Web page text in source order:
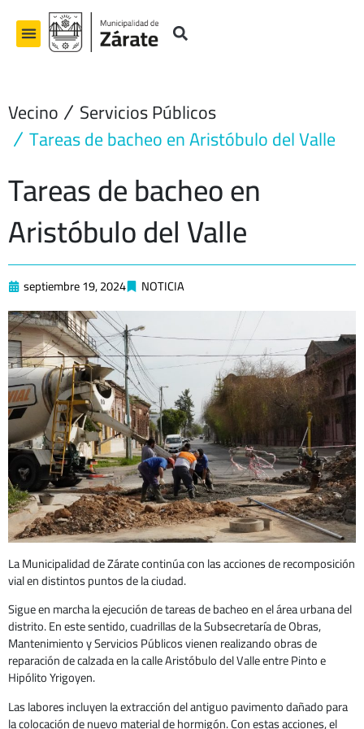
contenido
Vecino Servicios Públicos
Tareas de bacheo en Aristóbulo del Valle
Tareas de bacheo en
Aristóbulo del Valle
septiembre 19, 2024 NOTICIA
La Municipalidad de Zárate continúa con las acciones de recomposición
vial en distintos puntos de la ciudad.
Sigue en marcha la ejecución de tareas de bacheo en el área urbana del
distrito. En este sentido, cuadrillas de la Subsecretaría de Obras,
Mantenimiento y Servicios Públicos vienen realizando obras de
reparación de calzada en la calle Aristóbulo del Valle entre Pinto e
Hipólito Yrigoyen.
Las labores incluyen la extracción del antiguo pavimento dañado para
la colocación de nuevo material de hormigón. Con estas acciones, el